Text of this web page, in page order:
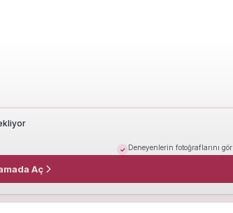
Deneyenlerin fotoğraflarını gör
Aç